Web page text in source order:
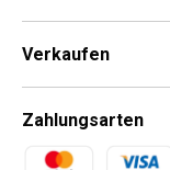
Verkaufen
Zahlungsarten
Zahlungsmethoden